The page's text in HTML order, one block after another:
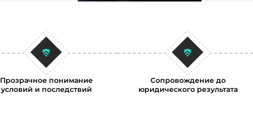
Прозрачное понимание
условий и последствий
Сопровождение до
юридического результата